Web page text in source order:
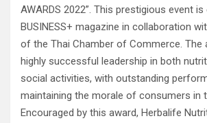
AWARDS 2022”. This prestigious event
BUSINESS+ magazine in collaboration
of the Thai Chamber of Commerce. The
highly successful leadership in both
social activities, with outstanding
maintaining the morale of consumers in
Encouraged by this award, Herbalife